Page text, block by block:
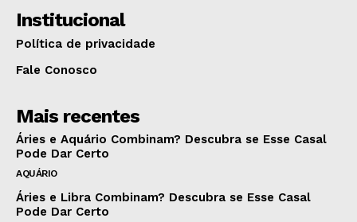
Institucional
Política de privacidade
Fale Conosco
Mais recentes
Áries e Aquário Combinam? Descubra se Esse Casal
Pode Dar Certo
AQUÁRIO
Áries e Libra Combinam? Descubra se Esse Casal
Pode Dar Certo